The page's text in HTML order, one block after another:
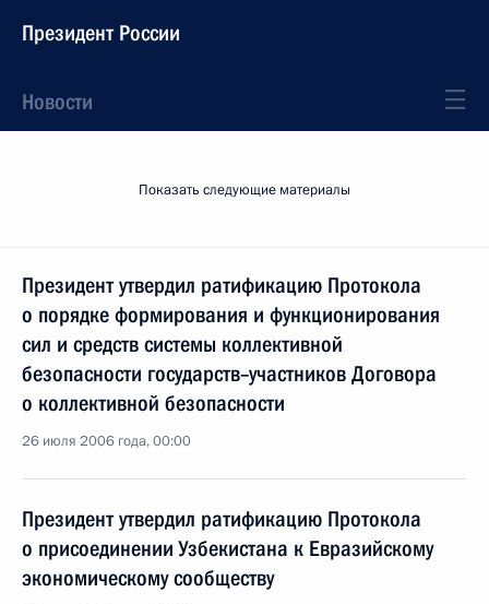
Президент России
Новости
Показать следующие материалы
Президент утвердил ратификацию Протокола
о порядке формирования и функционирования
сил и средств системы коллективной
безопасности государств–участников Договора
о коллективной безопасности
26 июля 2006 года, 00:00
Президент утвердил ратификацию Протокола
о присоединении Узбекистана к Евразийскому
экономическому сообществу